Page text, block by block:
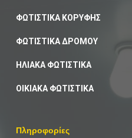
ΦΩΤΙΣΤΙΚΑ ΚΟΡΥΦΗΣ
ΦΩΤΙΣΤΙΚΑ ΔΡΟΜΟΥ
ΗΛΙΑΚΑ ΦΩΤΙΣΤΙΚΑ
ΟΙΚΙΑΚΑ ΦΩΤΙΣΤΙΚΑ
Πληροφορίες